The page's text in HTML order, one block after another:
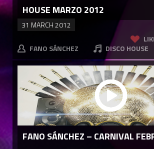
HOUSE MARZO 2012
31 MARCH 2012
FANO SÁNCHEZ DISCO HOUSE
FANO SÁNCHEZ – CARNIVAL